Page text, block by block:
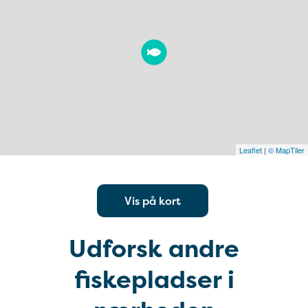
Leaflet | © MapTiler
Vis på kort
Udforsk andre
fiskepladser i